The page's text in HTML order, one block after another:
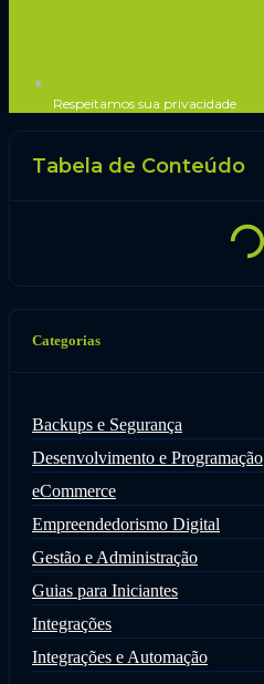
Respeitamos sua privacidade
Tabela de Conteúdo
Categorias
Backups e Segurança
Desenvolvimento e Programação
eCommerce
Empreendedorismo Digital
Gestão e Administração
Guias para Iniciantes
Integrações
Integrações e Automação